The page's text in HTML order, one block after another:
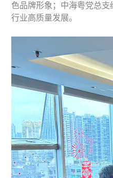
色品牌形象；中海粤党总
行业高质量发展。